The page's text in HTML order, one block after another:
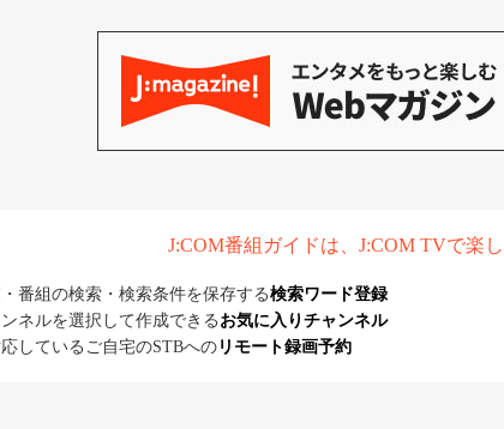
J:COM番組ガイドは、J:COM TVで楽
番組の検索・検索条件を保存する検索ワード登録
ネルを選択して作成できる お気に入りチャンネル
しているご自宅のSTBへの リモート録画予約